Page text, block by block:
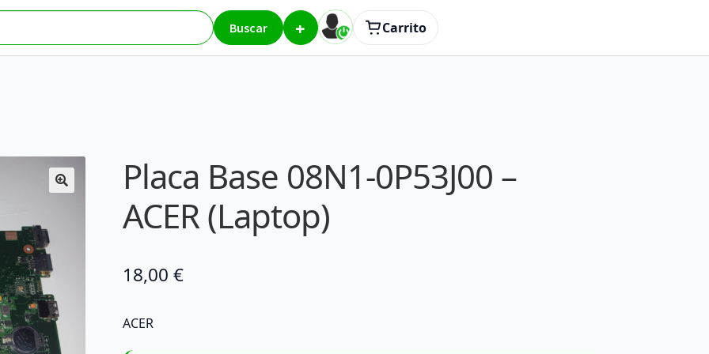
Buscar + Carrito
– ACER (Laptop)
Placa Base 08N1-0P53J00 –
ACER (Laptop)
18,00 €
ACER